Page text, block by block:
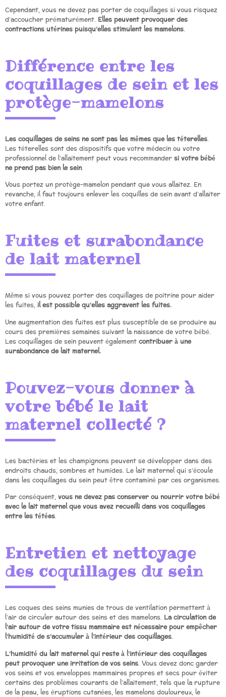
Cependant, vous ne devez pas porter de coquillages si vous risquez
d’accoucher prématurément. Elles peuvent provoquer des
contractions utérines puisqu’elles stimulent les mamelons.
Différence entre les
coquillages de sein et les
protège-mamelons
Les coquillages de seins ne sont pas les mêmes que les téterelles.
Les téterelles sont des dispositifs que votre médecin ou votre
professionnel de l’allaitement peut vous recommandersi votre bébé
ne prend pas bien le sein.
Vous portez un protège-mamelon pendant que vous allaitez. En
revanche, il faut toujours enlever les coquilles de sein avant d’allaiter
votre enfant.
Fuites et surabondance
de lait maternel
Même si vous pouvez porter des coquillages de poitrine pour aider
les fuites, il est possible qu’elles aggravent les fuites.
Une augmentation des fuites est plus susceptible de se produire au
cours des premières semaines suivant la naissance de votre bébé.
Les coquillages de sein peuvent égalementcontribuer à une
surabondance de lait maternel.
Pouvez-vous donner à
votre bébé le lait
maternel collecté ?
Les bactéries et les champignons peuvent se développer dans des
endroits chauds, sombres et humides. Le lait maternel qui s’écoule
dans les coquillages du sein peut être contaminé par ces organismes.
Par conséquent, vous ne devez pas conserver ou nourrir votre bébé
avec le lait maternel que vous avez recueilli dans vos coquillages
entre les tétées.
Entretien et nettoyage
des coquillages du sein
Les coques des seins munies de trous de ventilation permettent à
l’air de circuler autour des seins et des mamelons. La circulation de
l’air autour de votre tissu mammaire est nécessaire pour empêcher
l’humidité de s’accumuler à l’intérieur des coquillages.
L’humidité du lait maternel qui reste à l’intérieur des coquillages
peut provoquer une irritation de vos seins. Vous devez donc garder
vos seins et vos enveloppes mammaires propres et secs pour éviter
certains des problèmes courants de l’allaitement, tels que la rupture
de la peau, les éruptions cutanées, les mamelons douloureux, le